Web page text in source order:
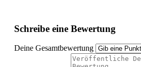
Schreibe eine Bewertung
Deine Gesamtbewertung